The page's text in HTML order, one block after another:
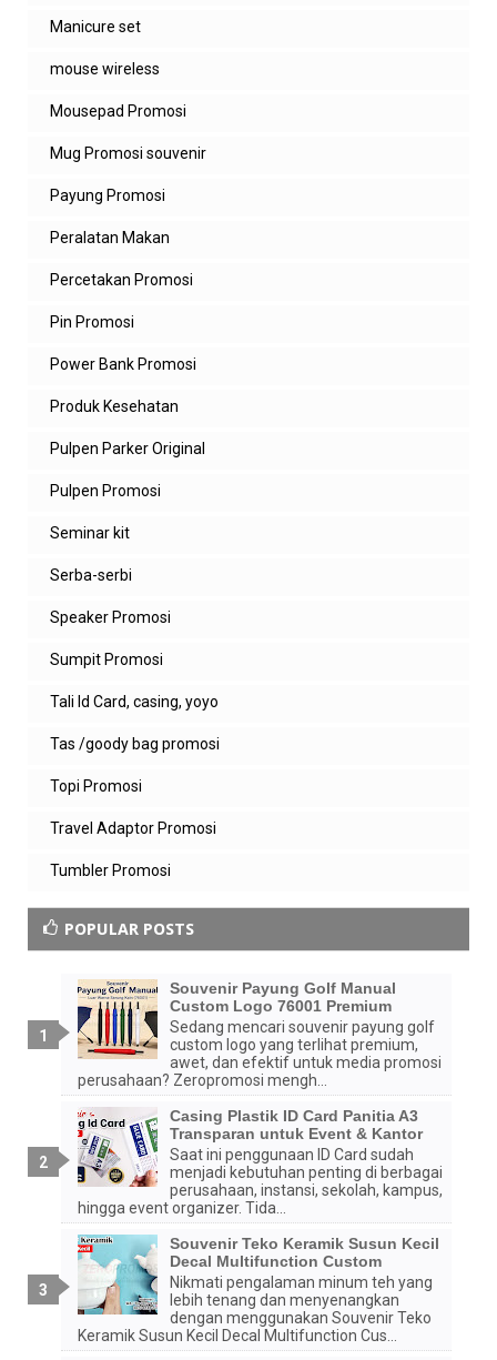
Manicure set
mouse wireless
Mousepad Promosi
Mug Promosi souvenir
Payung Promosi
Peralatan Makan
Percetakan Promosi
Pin Promosi
Power Bank Promosi
Produk Kesehatan
Pulpen Parker Original
Pulpen Promosi
Seminar kit
Serba-serbi
Speaker Promosi
Sumpit Promosi
Tali Id Card, casing, yoyo
Tas /goody bag promosi
Topi Promosi
Travel Adaptor Promosi
Tumbler Promosi
POPULAR POSTS
Souvenir Payung Golf Manual
Custom Logo 76001 Premium
Sedang mencari souvenir payung golf
custom logo yang terlihat premium,
awet, dan efektif untuk media promosi
perusahaan? Zeropromosi mengh...
Casing Plastik ID Card Panitia A3
Transparan untuk Event & Kantor
Saat ini penggunaan ID Card sudah
menjadi kebutuhan penting di berbagai
perusahaan, instansi, sekolah, kampus,
hingga event organizer. Tida...
Souvenir Teko Keramik Susun Kecil
Decal Multifunction Custom
Nikmati pengalaman minum teh yang
lebih tenang dan menyenangkan
dengan menggunakan Souvenir Teko
Keramik Susun Kecil Decal Multifunction Cus...